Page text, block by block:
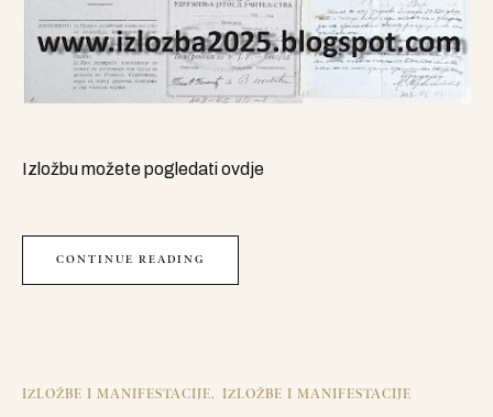
Izložbu možete pogledati ovdje
CONTINUE READING
IZLOŽBE I MANIFESTACIJE IZLOŽBE I MANIFESTACIJE